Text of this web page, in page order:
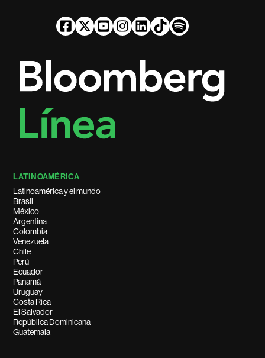
LATINOAMÉRICA
Latinoamérica y el mundo
Brasil
México
Argentina
Colombia
Venezuela
Chile
Perú
Ecuador
Panamá
Uruguay
Costa Rica
El Salvador
República Dominicana
Guatemala